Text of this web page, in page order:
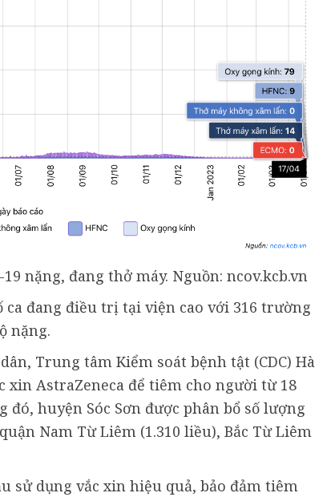
nặng, đang thở máy. Nguồn: ncov.kcb.vn
ca đang điều trị tại viện cao với 316 trường
nặng.
Trung tâm Kiểm soát bệnh tật (CDC) Hà
xin AstraZeneca để tiêm cho người từ 18
huyện Sóc Sơn được phân bổ số lượng
Nam Từ Liêm (1.310 liều), Bắc Từ Liêm
sử dụng vắc xin hiệu quả, bảo đảm tiêm